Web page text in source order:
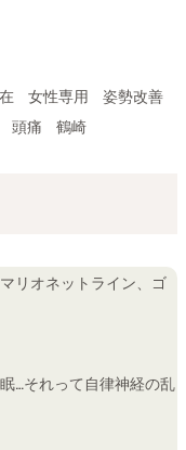
女性専用
姿勢改善
頭痛 鶴崎
リオネットライン、ゴ
…それって自律神経の乱